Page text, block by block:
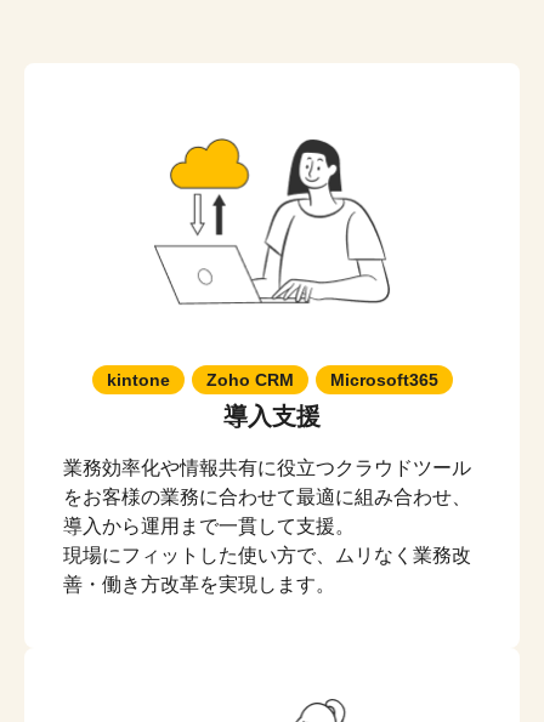
kintone Zoho CRM Microsoft365
導入支援
業務効率化や情報共有に役立つクラウドツール
をお客様の業務に合わせて最適に組み合わせ、
導入から運用まで一貫して支援。
現場にフィットした使い方で、ムリなく業務改
善・働き方改革を実現します。